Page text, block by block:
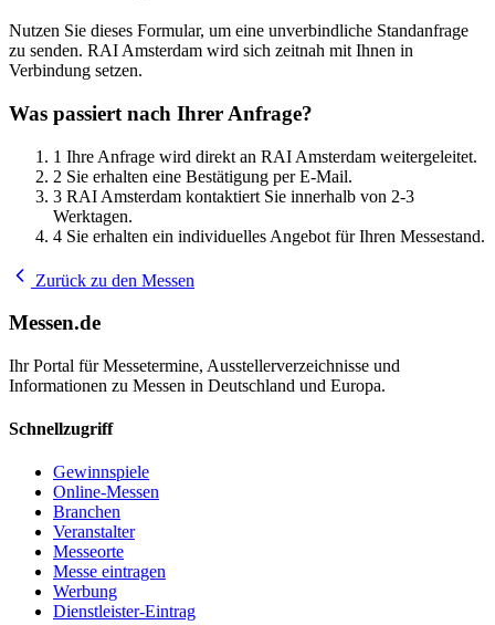
Nutzen Sie dieses Formular, um eine unverbindliche Standanfrage
zu senden. RAI Amsterdam wird sich zeitnah mit Ihnen in
Verbindung setzen.
Was passiert nach Ihrer Anfrage?
1 Ihre Anfrage wird direkt an RAI Amsterdam weitergeleitet.
2 Sie erhalten eine Bestätigung per E-Mail.
3 RAI Amsterdam kontaktiert Sie innerhalb von 2-3
Werktagen.
4 Sie erhalten ein individuelles Angebot für Ihren Messestand.
Zurück zu den Messen
Messen.de
Ihr Portal für Messetermine, Ausstellerverzeichnisse und
Informationen zu Messen in Deutschland und Europa.
Schnellzugriff
Gewinnspiele
Online-Messen
Branchen
Veranstalter
Messeorte
Messe eintragen
Werbung
Dienstleister-Eintrag